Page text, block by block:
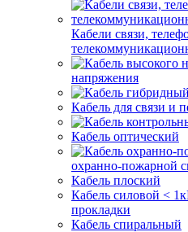
Кабели связи,
напряжения
Кабель для связи и
Кабель оптический
охранно-пожарной
Кабель плоский
Кабель силовой <
прокладки
Кабель спиральный